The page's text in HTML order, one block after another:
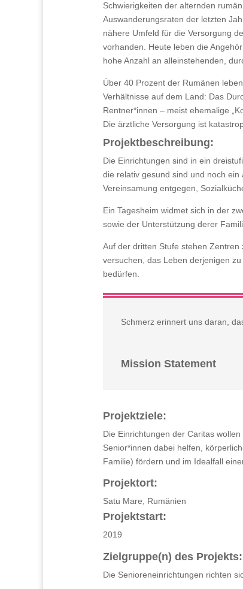
Schwierigkeiten der alternden
Auswanderungsraten der letzten
nähere Umfeld für die Versorgung
vorhanden. Heute leben die
hohe Anzahl an alleinstehenden,
Über 40 Prozent der Rumänen
Verhältnisse auf dem Land: Das
Rentner*innen – meist ehemalige
Die ärztliche Versorgung ist
Projektbeschreibung:
Die Einrichtungen sind in ein
die relativ gesund sind und noch
Vereinsamung entgegen,
Ein Tagesheim widmet sich in der
sowie der Unterstützung derer
Auf der dritten Stufe stehen
versuchen, das Leben derjenigen
bedürfen.
Schmerz erinnert uns daran,
Mission Statement
Projektziele:
Die Einrichtungen der Caritas
Senior*innen dabei helfen,
Familie) fördern und im Idealfall
Projektort:
Satu Mare, Rumänien
Projektstart:
2019
Zielgruppe(n) des Projekts:
Die Senioreneinrichtungen richten